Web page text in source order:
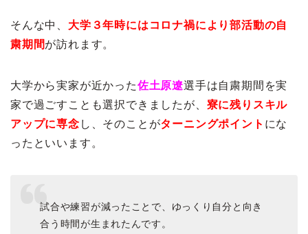
そんな中、 大学３年時にはコロナ禍により部活動の自
粛期間が訪れます。
大学から実家が近かった佐土原遼選手は自粛期間を実
家で過ごすことも選択できましたが、 寮に残りスキル
アップに専念 し、そのことがターニングポイント にな
ったといいます。
試合や練習が減ったことで、ゆっくり自分と向き
合う時間が生まれたんです。